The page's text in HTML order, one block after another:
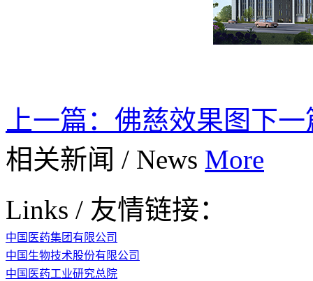
上一篇： 佛慈效果图下一
相关新闻 / News More
Links / 友情链接：
中国医药集团有限公司
中国生物技术股份有限公司
中国医药工业研究总院